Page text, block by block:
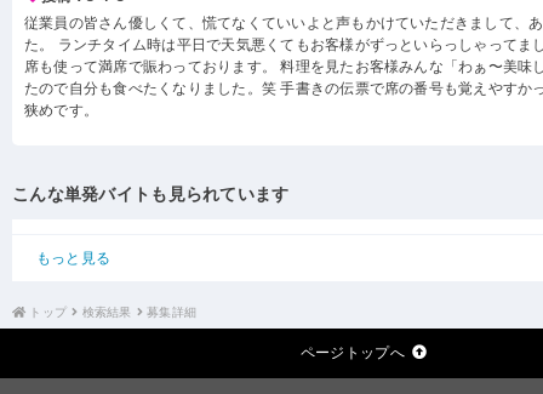
従業員の皆さん優しくて、慌てなくていいよと声もかけていただきまして、
た。 ランチタイム時は平日で天気悪くてもお客様がずっといらっしゃってま
席も使って満席で賑わっております。 料理を見たお客様みんな「わぁ〜美味
たので自分も食べたくなりました。笑 手書きの伝票で席の番号も覚えやすか
狭めです。
こんな単発バイトも見られています
もっと見る
トップ 検索結果 募集詳細
ページトップへ